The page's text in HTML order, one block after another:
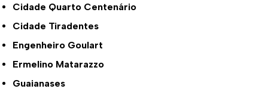
Cidade Quarto Centenário
Cidade Tiradentes
Engenheiro Goulart
Ermelino Matarazzo
Guaianases